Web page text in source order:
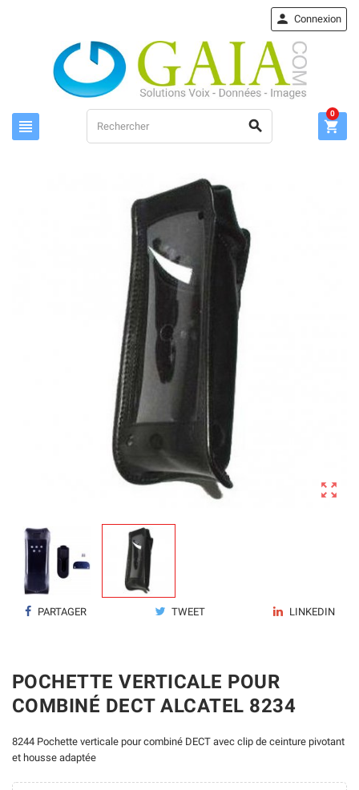
 
 Connexion

0

PARTAGER TWEET LINKEDIN
POCHETTE VERTICALE POUR
COMBINÉ DECT ALCATEL 8234
8244 Pochette verticale pour combiné DECT avec clip de ceinture pivotant
et housse adaptée